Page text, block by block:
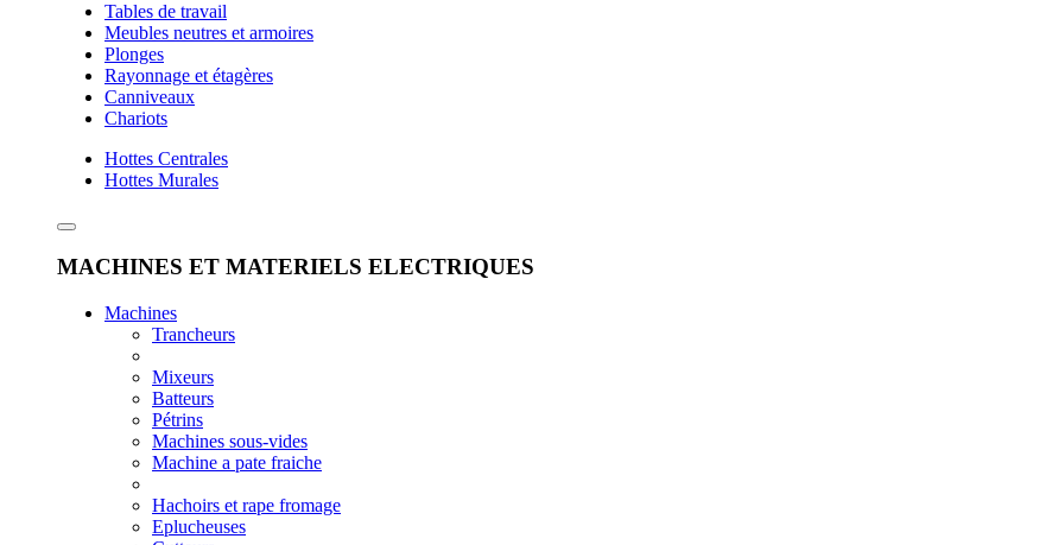
Tables de travail
Meubles neutres et armoires
Plonges
Rayonnage et étagères
Canniveaux
Chariots
Hottes Centrales
Hottes Murales
MACHINES ET MATERIELS ELECTRIQUES
Machines
Trancheurs
Mixeurs
Batteurs
Pétrins
Machines sous-vides
Machine a pate fraiche
Hachoirs et rape fromage
Eplucheuses